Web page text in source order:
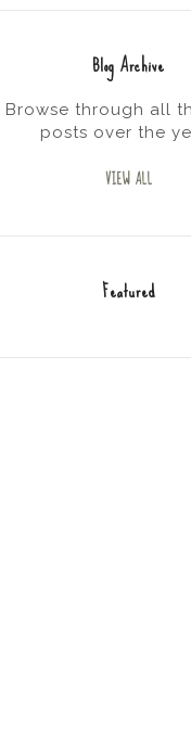
Blog Archive
Browse through all
posts over the
VIEW ALL
Featured